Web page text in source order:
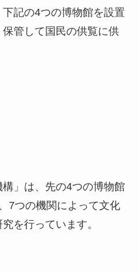
下記の4つの博物館を設置
管して国民の供覧に供
」は、先の4つの博物館
7つの機関によって文化
を行っています。